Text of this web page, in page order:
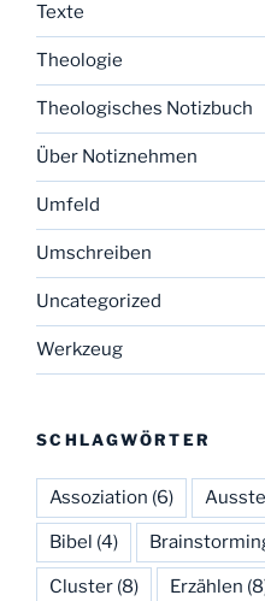
Texte
Theologie
Theologisches Notizbuch
Über Notiznehmen
Umfeld
Umschreiben
Uncategorized
Werkzeug
SCHLAGWÖRTER
Assoziation (6)
Bibel (4)
Cluster (8) Erzählen